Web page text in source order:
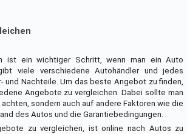
ist ein wichtiger Schritt, wenn man ein Auto
viele verschiedene Autohändler und jedes
und Nachteile. Um das beste Angebot zu finden,
Angebote zu vergleichen. Dabei sollte man
sondern auch auf andere Faktoren wie die
des Autos und die Garantiebedingungen.
zu vergleichen, ist online nach Autos zu